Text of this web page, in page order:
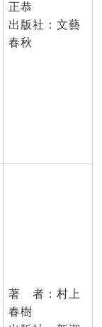
正恭
出版社：文藝
春秋
著 者：村上
春樹